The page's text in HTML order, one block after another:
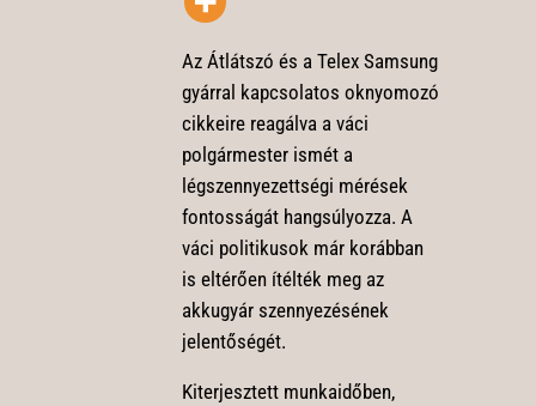
Az Átlátszó és a Telex Samsung
gyárral kapcsolatos oknyomozó
cikkeire reagálva a váci
polgármester ismét a
légszennyezettségi mérések
fontosságát hangsúlyozza. A
váci politikusok már korábban
is eltérően ítélték meg az
akkugyár szennyezésének
jelentőségét.
Kiterjesztett munkaidőben,